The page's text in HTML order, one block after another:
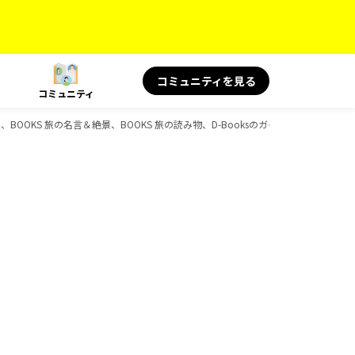
コミュニティ
コミュニティを見る
旅の名言＆絶景、BOOKS 旅の読み物、D-Booksのガイドブック一覧